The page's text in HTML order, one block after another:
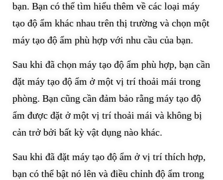
bạn. Bạn có thể tìm hiểu thêm về các loại máy
tạo độ ẩm khác nhau trên thị trường và chọn một
máy tạo độ ẩm phù hợp với nhu cầu của bạn.
Sau khi đã chọn máy tạo độ ẩm phù hợp, bạn cần
đặt máy tạo độ ẩm ở một vị trí thoải mái trong
phòng. Bạn cũng cần đảm bảo rằng máy tạo độ
ẩm được đặt ở một vị trí thoải mái và không bị
cản trở bởi bất kỳ vật dụng nào khác.
Sau khi đã đặt máy tạo độ ẩm ở vị trí thích hợp,
bạn có thể bật nó lên và điều chỉnh độ ẩm trong